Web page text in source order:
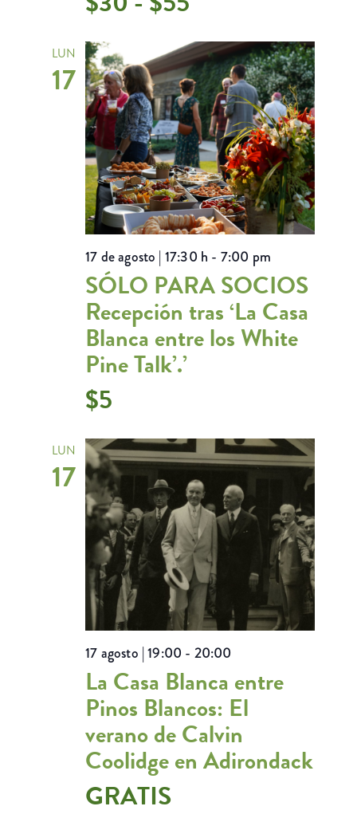
LUN
17
SÓLO PARA SOCIOS
Recepción tras ‘La Casa
Blanca entre los White
Pine Talk’.’
17 de agosto | 17:30 h - 7:00 pm
$5
LUN
17
La Casa Blanca entre
Pinos Blancos: El
verano de Calvin
Coolidge en Adirondack
17 agosto | 19:00 - 20:00
GRATIS